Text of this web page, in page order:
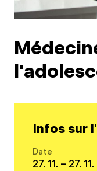
Infos sur
Date
27. 11. – 27.